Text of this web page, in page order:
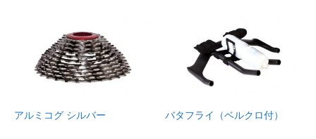
アルミコグ シルバー バタフライ（ベルクロ付）